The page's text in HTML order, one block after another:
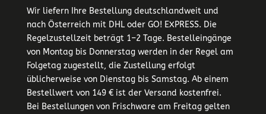
Wir liefern Ihre Bestellung deutschlandweit und
nach Österreich mit DHL oder GO! EXPRESS. Die
Regelzustellzeit beträgt 1–2 Tage. Bestelleingänge
von Montag bis Donnerstag werden in der Regel am
Folgetag zugestellt, die Zustellung erfolgt
üblicherweise von Dienstag bis Samstag. Ab einem
Bestellwert von 149 € ist der Versand kostenfrei.
Bei Bestellungen von Frischware am Freitag gelten